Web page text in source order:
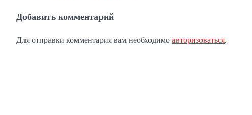
Добавить комментарий
Для отправки комментария вам необходимоавторизоваться.